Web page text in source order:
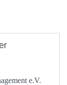
e.V.